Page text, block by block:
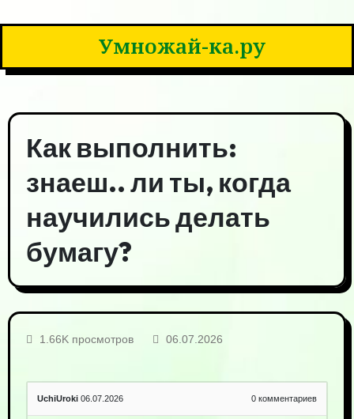
Умножай-ка.ру
Как выполнить:
знаеш.. ли ты, когда
научились делать
бумагу?
1.66K просмотров 06.07.2026
UchiUroki 06.07.2026 0 комментариев